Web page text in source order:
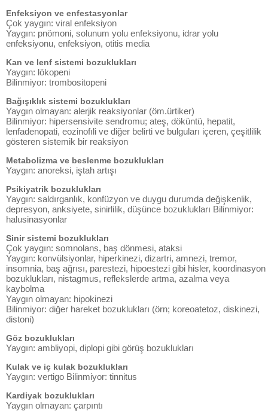
Enfeksiyon ve enfestasyonlar
Çok yaygın: viral enfeksiyon
Yaygın: pnömoni, solunum yolu enfeksiyonu, idrar yolu
enfeksiyonu, enfeksiyon, otitis media
Kan ve lenf sistemi bozuklukları
Yaygın: lökopeni
Bilinmiyor: trombositopeni
Bağışıklık sistemi bozuklukları
Yaygın olmayan: alerjik reaksiyonlar (öm.ürtiker)
Bilinmiyor: hipersensivite sendromu; ateş, döküntü, hepatit,
lenfadenopati, eozinofıli ve diğer belirti ve bulguları içeren, çeşitlilik
gösteren sistemik bir reaksiyon
Metabolizma ve beslenme bozuklukları
Yaygın: anoreksi, iştah artışı
Psikiyatrik bozuklukları
Yaygın: saldırganlık, konfüzyon ve duygu durumda değişkenlik,
depresyon, anksiyete, sinirlilik, düşünce bozuklukları Bilinmiyor:
halusinasyonlar
Sinir sistemi bozuklukları
Çok yaygın: somnolans, baş dönmesi, ataksi
Yaygın: konvülsiyonlar, hiperkinezi, dizartri, amnezi, tremor,
insomnia, baş ağrısı, parestezi, hipoestezi gibi hisler, koordinasyon
bozuklukları, nistagmus, reflekslerde artma, azalma veya
kaybolma
Yaygın olmayan: hipokinezi
Bilinmiyor: diğer hareket bozuklukları (örn; koreoatetoz, diskinezi,
distoni)
Göz bozuklukları
Yaygın: ambliyopi, diplopi gibi görüş bozuklukları
Kulak ve iç kulak bozuklukları
Yaygın: vertigo Bilinmiyor: tinnitus
Kardiyak bozuklukları
Yaygın olmayan: çarpıntı